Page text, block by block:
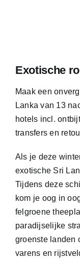
Exotische
Maak een
Lanka van 13
hotels incl.
transfers en
Als je deze
exotische Sri
Tijdens deze
kom je oog in
felgroene
paradijselijke
groenste landen
varens en